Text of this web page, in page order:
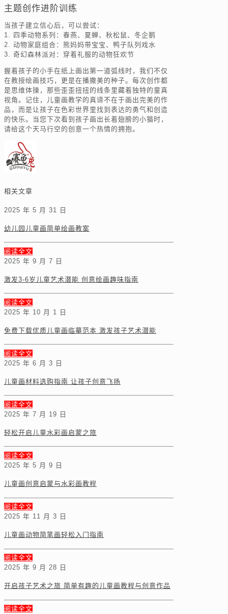
主题创作进阶训练
当孩子建立信心后，可以尝试：
1. 四季动物系列：春燕、夏蝉、秋松鼠、冬企鹅
2. 动物家庭组合：熊妈妈带宝宝、鸭子队列戏水
3. 奇幻森林派对：穿着礼服的动物狂欢节
握着孩子的小手在纸上画出第一道弧线时，我们不仅
在教授绘画技巧，更是在播撒美的种子。每次创作都
是思维体操，那些歪歪扭扭的线条里藏着独特的童真
视角。记住，儿童画教学的真谛不在于画出完美的作
品，而是让孩子在色彩世界里找到表达的勇气和创造
的快乐。当您下次看到孩子画出长着翅膀的小猫时，
请给这个天马行空的创意一个热情的拥抱。
相关文章
2025 年 5 月 31 日
幼儿园儿童画简单绘画教案
阅读全文
2025 年 9 月 7 日
激发3-6岁儿童艺术潜能 创意绘画趣味指南
阅读全文
2025 年 10 月 1 日
免费下载优质儿童画临摹范本 激发孩子艺术潜能
阅读全文
2025 年 6 月 3 日
儿童画材料选购指南 让孩子创意飞扬
阅读全文
2025 年 7 月 19 日
轻松开启儿童水彩画启蒙之旅
阅读全文
2025 年 5 月 9 日
儿童画创意启蒙与水彩画教程
阅读全文
2025 年 11 月 3 日
儿童画动物简笔画轻松入门指南
阅读全文
2025 年 9 月 28 日
开启孩子艺术之旅 简单有趣的儿童画教程与创意作品
阅读全文